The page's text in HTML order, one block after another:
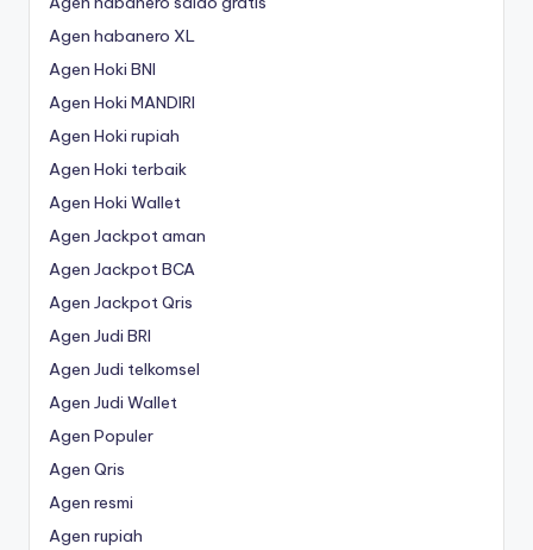
Agen habanero XL
Agen Hoki BNI
Agen Hoki MANDIRI
Agen Hoki rupiah
Agen Hoki terbaik
Agen Hoki Wallet
Agen Jackpot aman
Agen Jackpot BCA
Agen Jackpot Qris
Agen Judi BRI
Agen Judi telkomsel
Agen Judi Wallet
Agen Populer
Agen Qris
Agen resmi
Agen rupiah